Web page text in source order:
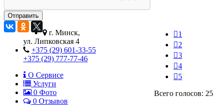
1
2
3
4
5
Всего голосов: 25
г. Минск,
ул. Липковская 4
+375 (29) 601-33-55
+375 (29) 777-77-46
О Сервисе
Услуги
0 Фото
0 Отзывов